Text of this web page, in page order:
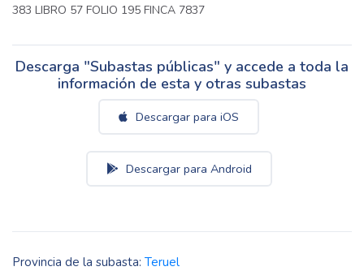
383 LIBRO 57 FOLIO 195 FINCA 7837
Descarga "Subastas públicas" y accede a toda la
información de esta y otras subastas
Descargar para iOS
Descargar para Android
Provincia de la subasta: Teruel